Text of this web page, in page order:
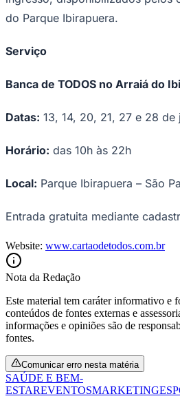
Santos
do Parque Ibirapuera.
Serviço
Banca de TODOS no Arraiá do
Datas: 13, 14, 20, 21, 27 e 28
Horário: das 10h às 22h
Local: Parque Ibirapuera – São
Entrada gratuita mediante
Website: www.cartaodetodos.com.br
Nota da Redação
Este material tem caráter informativo e
conteúdos de fontes externas e
informações e opiniões são de
fontes.
Comunicar erro nesta matéria
SAÚDE E BEM-
ESTAREVENTOSMARKETING